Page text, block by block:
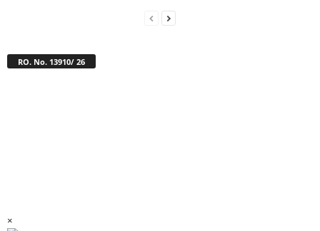
RO. No. 13910/ 26
×